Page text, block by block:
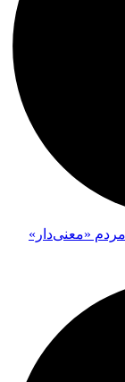
«معنی‌دار»